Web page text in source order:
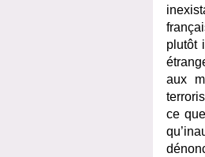
plutôt
aux
ce